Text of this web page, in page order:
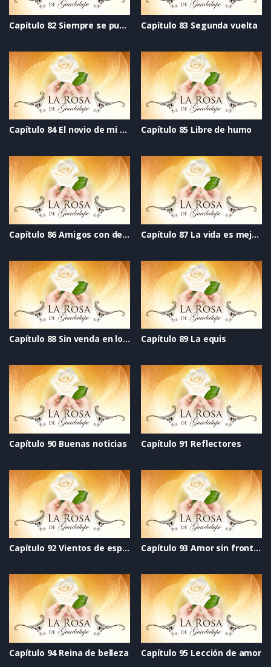
Capítulo 82 Siempre se puede Capítulo 83 Segunda vuelta
Capítulo 84 El novio de mi mejor amiga Capítulo 85 Libre de humo
Capítulo 86 Amigos con derechos Capítulo 87 La vida es mejor cantando
Capítulo 88 Sin venda en los ojos Capítulo 89 La equis
Capítulo 90 Buenas noticias Capítulo 91 Reflectores
Capítulo 92 Vientos de esperanza Capítulo 93 Amor sin fronteras
Capítulo 94 Reina de belleza Capítulo 95 Lección de amor